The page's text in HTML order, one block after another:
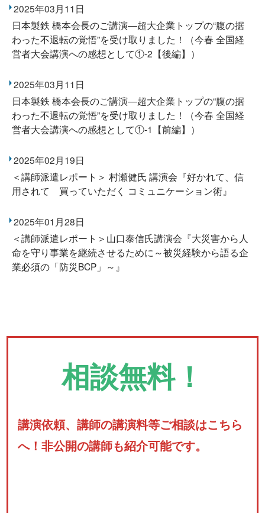
2025年03月11日
日本製鉄 橋本会長のご講演―超大企業トップの“腹の据
わった不退転の覚悟”を受け取りました！（今春 全国経
営者大会講演への感想として①-2【後編】）
2025年03月11日
日本製鉄 橋本会長のご講演―超大企業トップの“腹の据
わった不退転の覚悟”を受け取りました！（今春 全国経
営者大会講演への感想として①-1【前編】）
2025年02月19日
＜講師派遣レポート＞ 村瀬健氏 講演会『好かれて、信
用されて 買っていただく コミュニケーション術』
2025年01月28日
＜講師派遣レポート＞山口泰信氏講演会『大災害から人
命を守り事業を継続させるために～被災経験から語る企
業必須の「防災BCP」～』
相談無料！
講演依頼、講師の講演料等ご相談はこちら
へ！非公開の講師も紹介可能です。